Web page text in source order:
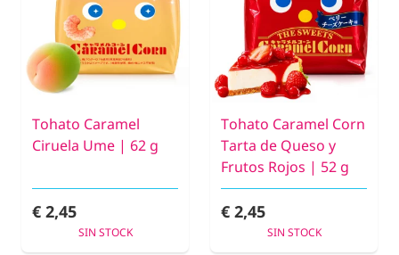
Tohato Caramel
Ciruela Ume | 62 g
€ 2,45
SIN STOCK
Tohato Caramel Corn
Tarta de Queso y
Frutos Rojos | 52 g
€ 2,45
SIN STOCK